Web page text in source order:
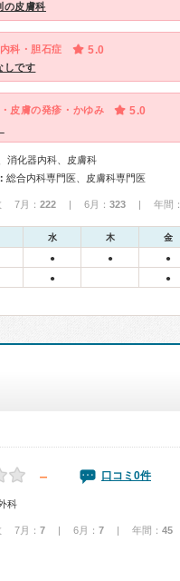
の皮膚科
科・胆石症 5.0
しです
皮膚の発疹・かゆみ 5.0
消化器内科、皮膚科
総合内科専門医、皮膚科専門医
7月： 222 | 6月： 323 | 年間：
水 木 金
● ● ●
● ●
－ 口コミ0件
科
7月： 7 | 6月： 7 | 年間： 45